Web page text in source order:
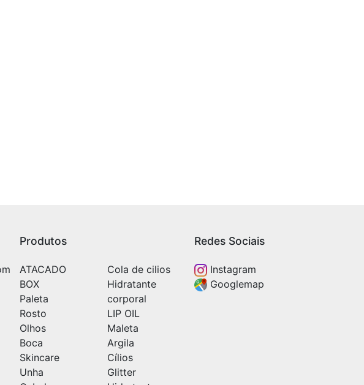
Produtos
ATACADO
BOX
Paleta
Rosto
Olhos
Boca
Skincare
Unha
Cola de cilios
Hidratante
corporal
LIP OIL
Maleta
Argila
Cílios
Glitter
Redes Sociais
Instagram
Googlemap